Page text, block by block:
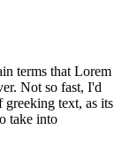
terms that Lorem
Not so fast, I'd
greeking text, as its
take into